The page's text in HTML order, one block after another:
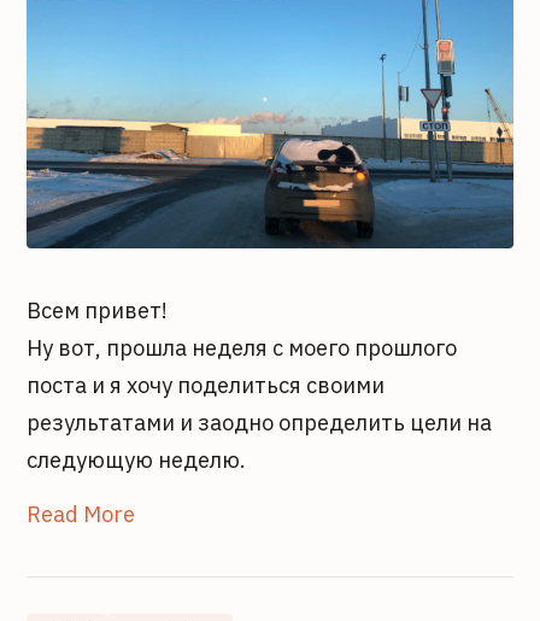
Всем привет!
Ну вот, прошла неделя с моего прошлого
поста и я хочу поделиться своими
результатами и заодно определить цели на
следующую неделю.
Read More